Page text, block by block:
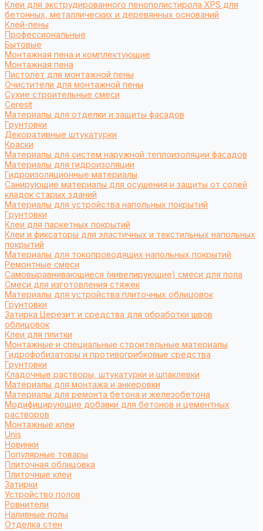
Клеи для экструдированного пенополистирола XPS для
бетонных, металлических и деревянных оснований
Клей-пены
Профессиональные
Бытовые
Монтажная пена и комплектующие
Монтажная пена
Пистолет для монтажной пены
Очистители для монтажной пены
Сухие строительные смеси
Ceresit
Материалы для отделки и защиты фасадов
Грунтовки
Декоративные штукатурки
Краски
Материалы для систем наружной теплоизоляции фасадов
Материалы для гидроизоляции
Гидроизоляционные материалы
Санирующие материалы для осушения и защиты от солей
кладок старых зданий
Материалы для устройства напольных покрытий
Грунтовки
Клеи для паркетных покрытий
Клеи и фиксаторы для эластичных и текстильных напольных
покрытий
Материалы для токопроводящих напольных покрытий
Ремонтные смеси
Самовыравнивающиеся (нивелирующие) смеси для пола
Смеси для изготовления стяжек
Материалы для устройства плиточных облицовок
Грунтовки
Затирка Церезит и средства для обработки швов
облицовок
Клеи для плитки
Монтажные и специальные строительные материалы
Гидрофобизаторы и противогрибковые средства
Грунтовки
Кладочные растворы, штукатурки и шпаклевки
Материалы для монтажа и анкеровки
Материалы для ремонта бетона и железобетона
Модифицирующие добавки для бетонов и цементных
растворов
Монтажные клеи
Unis
Новинки
Популярные товары
Плиточная облицовка
Плиточные клеи
Затирки
Устройство полов
Ровнители
Наливные полы
Отделка стен